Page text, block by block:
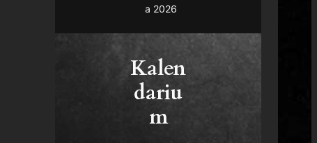
a 2026
Kalen
dariu
m